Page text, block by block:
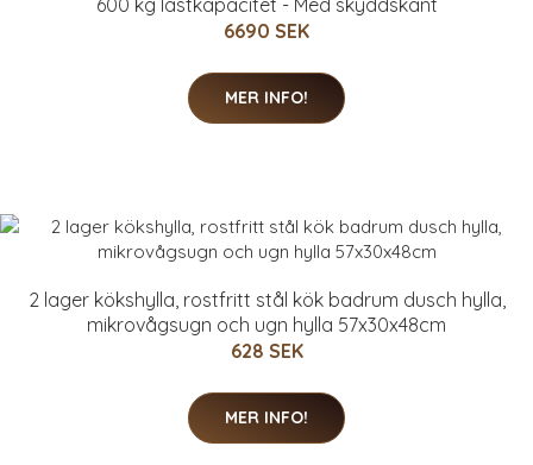
6690 SEK
MER INFO!
2 lager kökshylla, rostfritt stål kök badrum dusch hylla,
mikrovågsugn och ugn hylla 57x30x48cm
628 SEK
MER INFO!